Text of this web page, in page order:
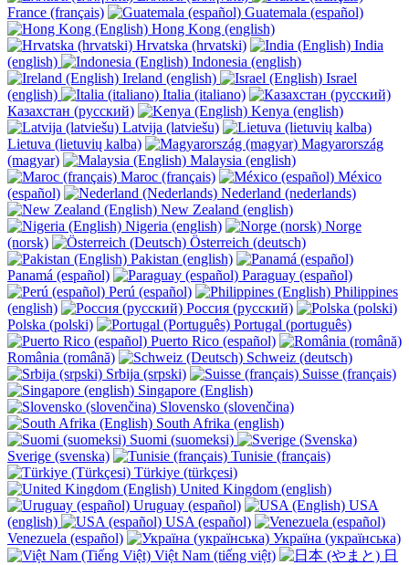
France (français)
Guatemala (español)
Hong Kong (english)
Hrvatska (hrvatski)
India
(english)
Indonesia (english)
Ireland (english)
Israel
(english)
Italia (italiano)
Казахстан (русский)
Kenya (english)
Latvija (latviešu)
Lietuva (lietuvių kalba)
Magyarország
(magyar)
Malaysia (english)
Maroc (français)
México
(español)
Nederland (nederlands)
New Zealand (english)
Nigeria (english)
Norge
(norsk)
Österreich (deutsch)
Pakistan (english)
Panamá (español)
Paraguay (español)
Perú (español)
Philippines
(english)
Россия (русский)
Polska (polski)
Portugal (português)
Puerto Rico (español)
România (română)
Schweiz (deutsch)
Srbija (srpski)
Suisse (français)
Singapore (English)
Slovensko (slovenčina)
South Afrika (english)
Suomi (suomeksi)
Sverige (svenska)
Tunisie (français)
Türkiye (türkçesi)
United Kingdom (english)
Uruguay (español)
USA
(english)
USA (español)
Venezuela (español)
Україна (українська)
Việt Nam (tiếng việt)
日